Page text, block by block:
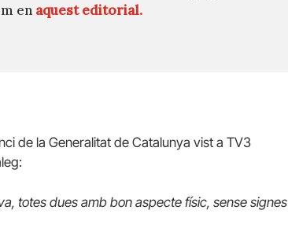
en aquest editorial.
de la Generalitat de Catalunya vist a TV3
totes dues amb bon aspecte físic, sense signes